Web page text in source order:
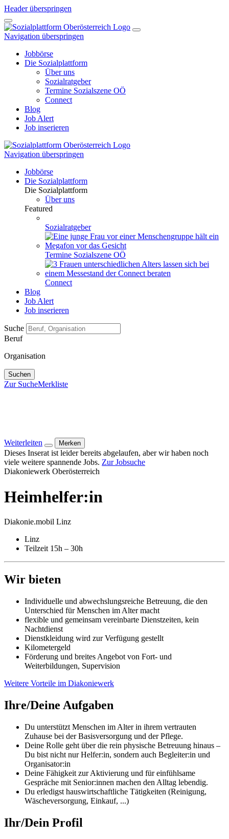
Header überspringen
Navigation überspringen
Jobbörse
Die Sozialplattform
Über uns
Sozialratgeber
Termine Sozialszene OÖ
Connect
Blog
Job Alert
Job inserieren
Navigation überspringen
Jobbörse
Die Sozialplattform
Die Sozialplattform
Über uns
Featured
Sozialratgeber
Termine Sozialszene OÖ
Connect
Blog
Job Alert
Job inserieren
Suche
Beruf
Organisation
Suchen
Zur SucheMerkliste
Weiterleiten Merken
Dieses Inserat ist leider bereits abgelaufen, aber wir haben noch
viele weitere spannende Jobs. Zur Jobsuche
Diakoniewerk Oberösterreich
Heimhelfer:in
Diakonie.mobil Linz
Linz
Teilzeit 15h – 30h
Wir bieten
Individuelle und abwechslungsreiche Betreuung, die den
Unterschied für Menschen im Alter macht
flexible und gemeinsam vereinbarte Dienstzeiten, kein
Nachtdienst
Dienstkleidung wird zur Verfügung gestellt
Kilometergeld
Förderung und breites Angebot von Fort- und
Weiterbildungen, Supervision
Weitere Vorteile im Diakoniewerk
Ihre/Deine Aufgaben
Du unterstützt Menschen im Alter in ihrem vertrauten
Zuhause bei der Basisversorgung und der Pflege.
Deine Rolle geht über die rein physische Betreuung hinaus –
Du bist nicht nur Helfer:in, sondern auch Begleiter:in und
Organisator:in
Deine Fähigkeit zur Aktivierung und für einfühlsame
Gespräche mit Senior:innen machen den Alltag lebendig.
Du erledigst hauswirtschaftliche Tätigkeiten (Reinigung,
Wäscheversorgung, Einkauf, ...)
Ihr/Dein Profil